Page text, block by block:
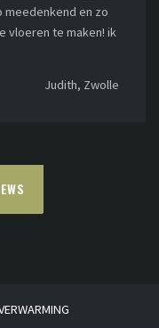
meedenkend en zo
vloeren te maken! ik
Judith, Zwolle